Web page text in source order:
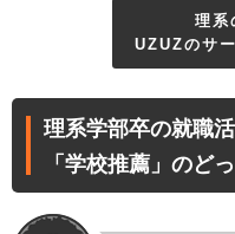
理系
UZUZのサ
理系学部卒の就職
「学校推薦」のど